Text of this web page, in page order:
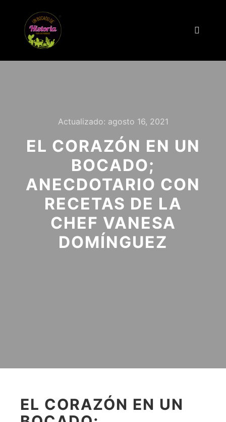
Actualizado: agosto 16, 2021
EL CORAZÓN EN UN
BOCADO;
ANECDOTARIO CON
RECETAS DE LA
CHEF VANESA
DOMÍNGUEZ
EL CORAZÓN EN UN